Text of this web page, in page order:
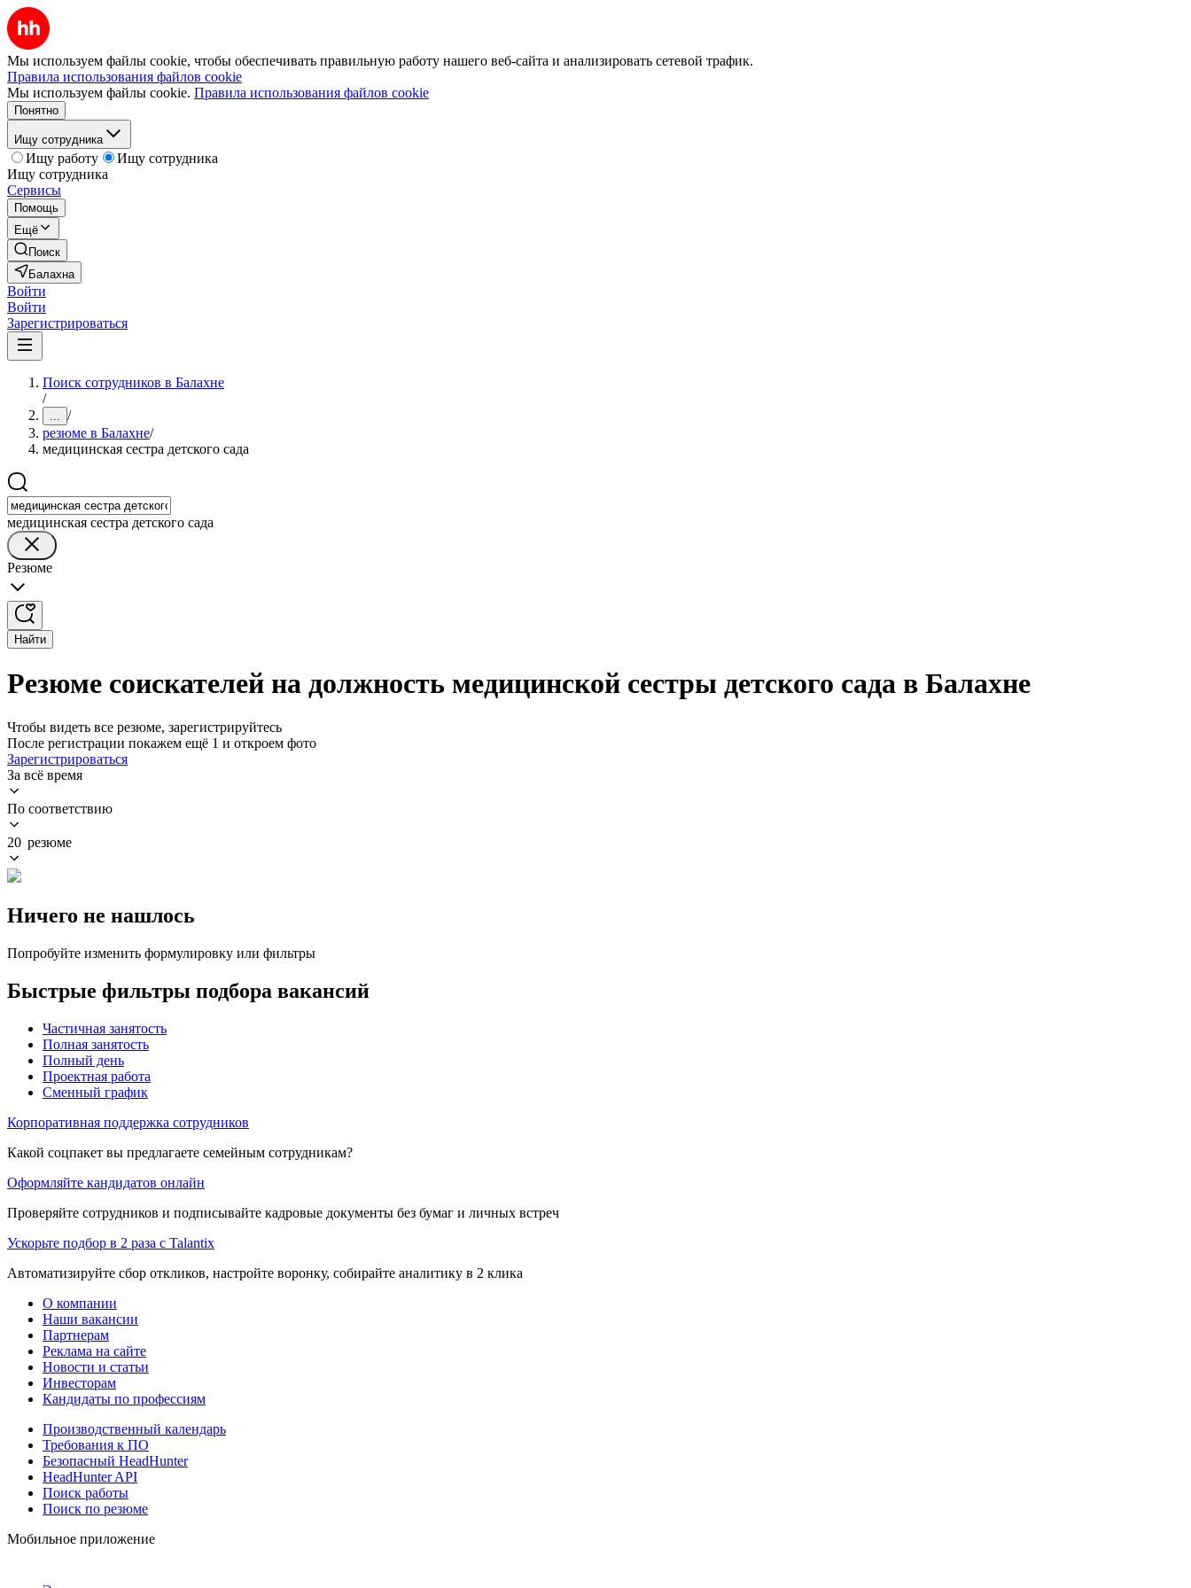
Мы используем файлы cookie, чтобы обеспечивать правильную работу нашего веб-сайта и анализировать сетевой трафик.
Правила использования файлов cookie
Мы используем файлы cookie. Правила использования файлов cookie
Понятно
Ищу сотрудника
Ищу работу
Ищу сотрудника
Ищу сотрудника
Сервисы
Помощь
Ещё
Поиск
Балахна
Войти
Войти
Зарегистрироваться
Поиск сотрудников в Балахне
/
... /
резюме в Балахне/
медицинская сестра детского сада
медицинская сестра детского сада
Резюме
Найти
Резюме соискателей на должность медицинской сестры детского сада в Балахне
Чтобы видеть все резюме, зарегистрируйтесь
После регистрации покажем ещё 1 и откроем фото
Зарегистрироваться
За всё время
По соответствию
20 резюме
Ничего не нашлось
Попробуйте изменить формулировку или фильтры
Быстрые фильтры подбора вакансий
Частичная занятость
Полная занятость
Полный день
Проектная работа
Сменный график
Корпоративная поддержка сотрудников
Какой соцпакет вы предлагаете семейным сотрудникам?
Оформляйте кандидатов онлайн
Проверяйте сотрудников и подписывайте кадровые документы без бумаг и личных встреч
Ускорьте подбор в 2 раза с Talantix
Автоматизируйте сбор откликов, настройте воронку, собирайте аналитику в 2 клика
О компании
Наши вакансии
Партнерам
Реклама на сайте
Новости и статьи
Инвесторам
Кандидаты по профессиям
Производственный календарь
Требования к ПО
Безопасный HeadHunter
HeadHunter API
Поиск работы
Поиск по резюме
Мобильное приложение